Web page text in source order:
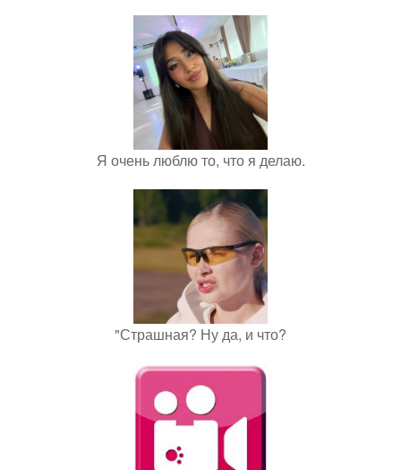
Я очень люблю то, что я делаю.
"Страшная? Ну да, и что?